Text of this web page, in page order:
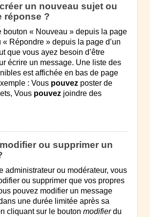
un nouveau sujet ou
réponse ?
bouton « Nouveau » depuis la page
« Répondre » depuis la page d’un
que vous ayez besoin d’être
écrire un message. Une liste des
est affichée en bas de page
: Vous pouvez poster de
Vous pouvez joindre des
ou supprimer un
administrateur ou modérateur, vous
ou supprimer que vos propres
pouvez modifier un message
une durée limitée après sa
cliquant sur le bouton modifierdu